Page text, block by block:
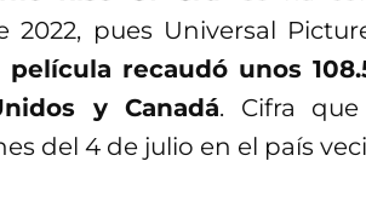
2022, pues Universal
película recaudó unos
y Canadá. Cifra
del 4 de julio en el país